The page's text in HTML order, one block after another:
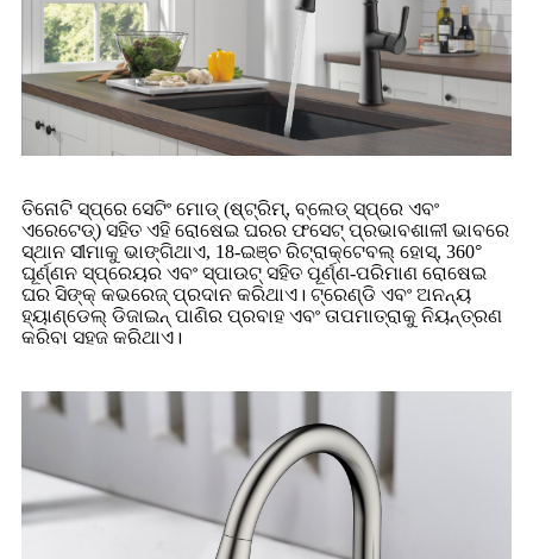
ତିନୋଟି ସ୍ପ୍ରେ ସେଟିଂ ମୋଡ୍ (ଷ୍ଟ୍ରିମ୍, ବ୍ଲେଡ୍ ସ୍ପ୍ରେ ଏବଂ
ଏରେଟେଡ୍) ସହିତ ଏହି ରୋଷେଇ ଘରର ଫସେଟ୍ ପ୍ରଭାବଶାଳୀ ଭାବରେ
ସ୍ଥାନ ସୀମାକୁ ଭାଙ୍ଗିଥାଏ, 18-ଇଞ୍ଚ ରିଟ୍ରାକ୍ଟେବଲ୍ ହୋସ୍, 360°
ଘୂର୍ଣ୍ଣନ ସ୍ପ୍ରେୟର ଏବଂ ସ୍ପାଉଟ୍ ସହିତ ପୂର୍ଣ୍ଣ-ପରିମାଣ ରୋଷେଇ
ଘର ସିଙ୍କ୍ କଭରେଜ୍ ପ୍ରଦାନ କରିଥାଏ। ଟ୍ରେଣ୍ଡି ଏବଂ ଅନନ୍ୟ
ହ୍ୟାଣ୍ଡେଲ୍ ଡିଜାଇନ୍ ପାଣିର ପ୍ରବାହ ଏବଂ ତାପମାତ୍ରାକୁ ନିୟନ୍ତ୍ରଣ
କରିବା ସହଜ କରିଥାଏ।